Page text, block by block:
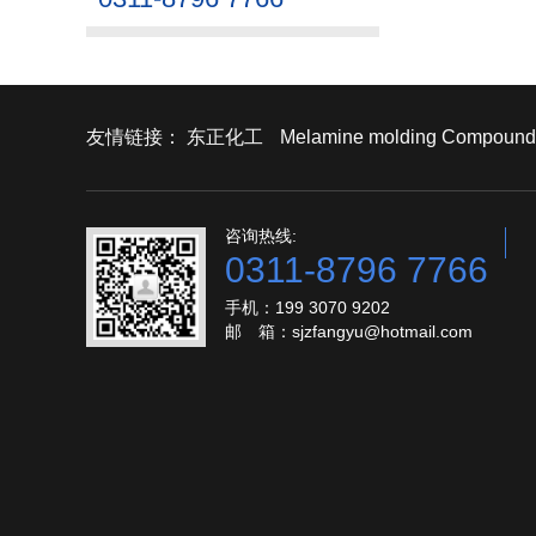
友情链接： 东正化工 Melamine molding Compound
咨询热线:
0311-8796 7766
手机：199 3070 9202
邮 箱：sjzfangyu@hotmail.com